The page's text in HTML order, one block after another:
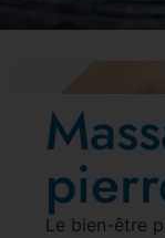
Le bien-être